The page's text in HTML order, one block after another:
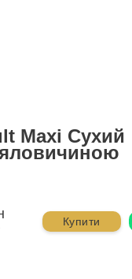
Maxi Сухий
яловичиною
Купити